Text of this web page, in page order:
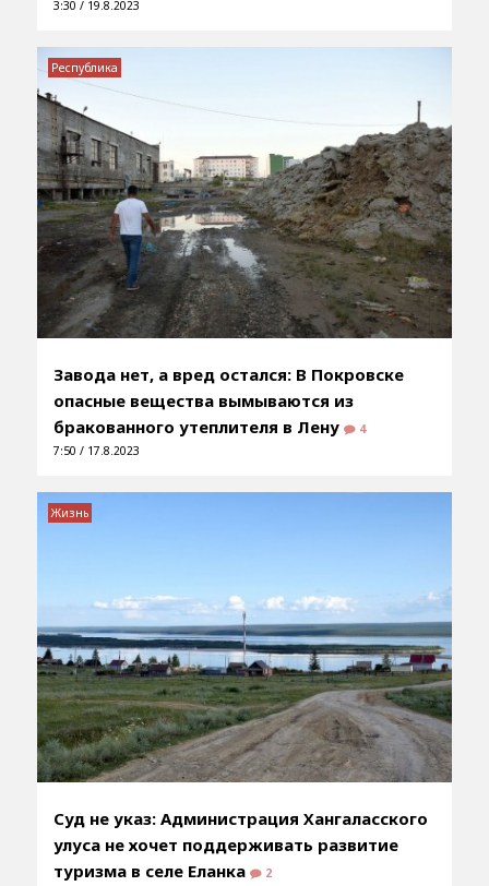
3:30 / 19.8.2023
Завода нет, а вред остался: В Покровске
опасные вещества вымываются из
бракованного утеплителя в Лену
4
7:50 / 17.8.2023
Республика
Суд не указ: Администрация Хангаласского
улуса не хочет поддерживать развитие
туризма в селе Еланка
2
Жизнь